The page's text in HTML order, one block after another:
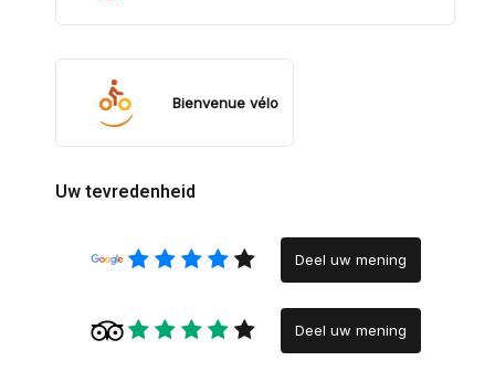
Bienvenue vélo
Uw tevredenheid
Deel uw mening
Deel uw mening